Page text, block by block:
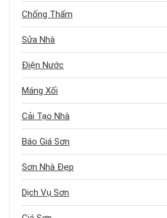
Chống Thấm
Sửa Nhà
Điện Nước
Máng Xối
Cải Tạo Nhà
Báo Giá Sơn
Sơn Nhà Đẹp
Dịch Vụ Sơn